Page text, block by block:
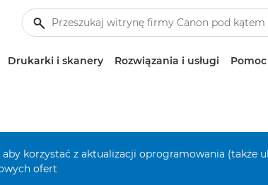
Drukarki i skanery Rozwiązania i usługi
korzystać z aktualizacji oprogramowania (także
ofert